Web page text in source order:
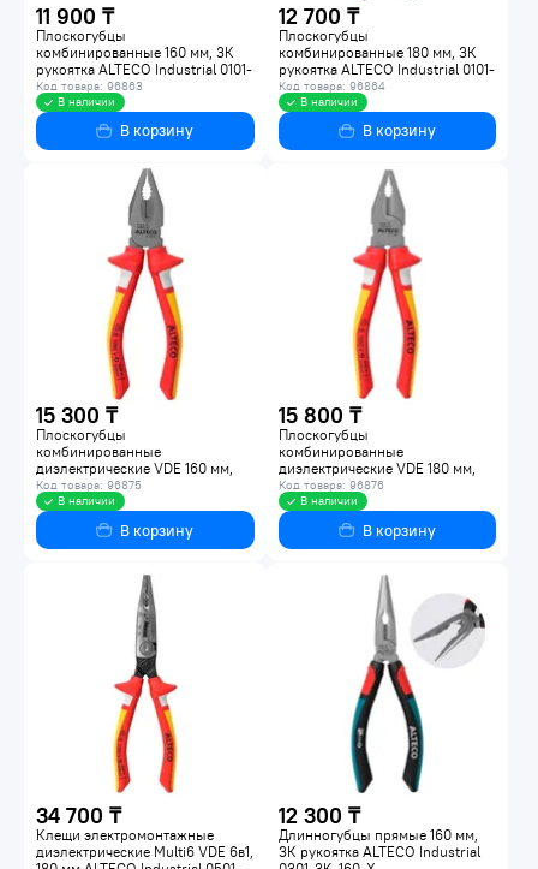
11 900 ₸
Плоскогубцы
комбинированные 160 мм, 3К
рукоятка ALTECO Industrial 0101-
3K-160-X
Код товара: 96863
В наличии
В корзину
12 700 ₸
Плоскогубцы
комбинированные 180 мм, 3К
рукоятка ALTECO Industrial 0101-
3K-180-X
Код товара: 96864
В наличии
В корзину
15 300 ₸
Плоскогубцы
комбинированные
диэлектрические VDE 160 мм,
3К рукоятка ALTECO Industrial
0101-VDE-160-X
Код товара: 96875
В наличии
В корзину
15 800 ₸
Плоскогубцы
комбинированные
диэлектрические VDE 180 мм,
3К рукоятка ALTECO Industrial
0101-VDE-180-X
Код товара: 96876
В наличии
В корзину
34 700 ₸
Клещи электромонтажные
диэлектрические Multi6 VDE 6в1,
12 300 ₸
Длинногубцы прямые 160 мм,
3К рукоятка ALTECO Industrial